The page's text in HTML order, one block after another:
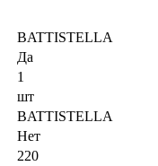
BATTISTELLA
Да
1
шт
BATTISTELLA
Нет
220